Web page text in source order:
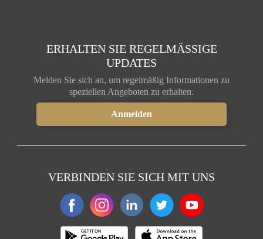
ERHALTEN SIE REGELMÄSSIGE U
PDATES
Melden Sie sich an, um regelmäßig Informationen zu
speziellen Angeboten zu erhalten.
VERBINDEN SIE SICH MIT UNS